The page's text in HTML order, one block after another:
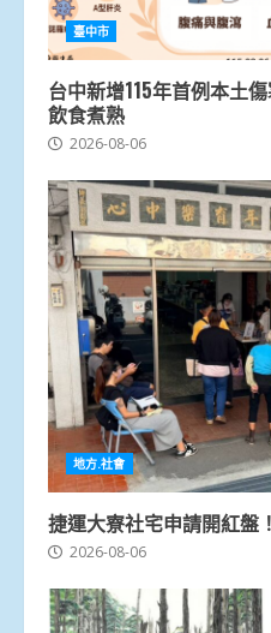
臺中市
台中新增115年首例本土
飲食煮熟
2026-08-06
地方.社會
捷運大寮社宅申請開紅盤
2026-08-06